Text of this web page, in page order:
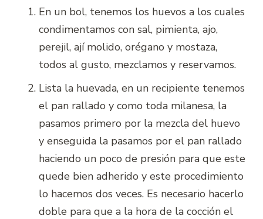
En un bol, tenemos los huevos a los cuales
condimentamos con sal, pimienta, ajo,
perejil, ají molido, orégano y mostaza,
todos al gusto, mezclamos y reservamos.
Lista la huevada, en un recipiente tenemos
el pan rallado y como toda milanesa, la
pasamos primero por la mezcla del huevo
y enseguida la pasamos por el pan rallado
haciendo un poco de presión para que este
quede bien adherido y este procedimiento
lo hacemos dos veces. Es necesario hacerlo
doble para que a la hora de la cocción el